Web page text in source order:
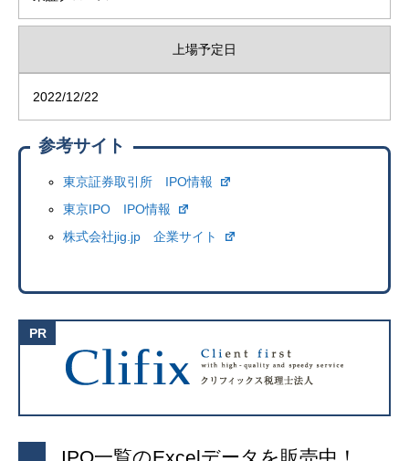
上場予定日
2022/12/22
参考サイト
東京証券取引所 IPO情報
東京IPO IPO情報
株式会社jig.jp 企業サイト